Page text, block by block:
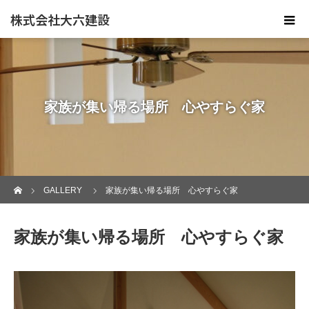
株式会社大六建設
家族が集い帰る場所 心やすらぐ家
GALLERY
家族が集い帰る場所 心やすらぐ家
家族が集い帰る場所 心やすらぐ家